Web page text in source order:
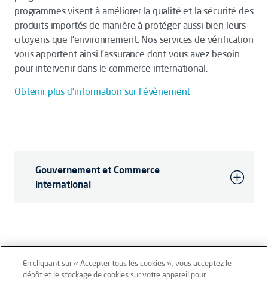
programmes visent à améliorer la qualité et la sécurité des
produits importés de manière à protéger aussi bien leurs
citoyens que l'environnement. Nos services de vérification
vous apportent ainsi l’assurance dont vous avez besoin
pour intervenir dans le commerce international.
Obtenir plus d'information sur l'évènement
Gouvernement et Commerce
international
En cliquant sur « Accepter tous les cookies », vous acceptez le
dépôt et le stockage de cookies sur votre appareil pour